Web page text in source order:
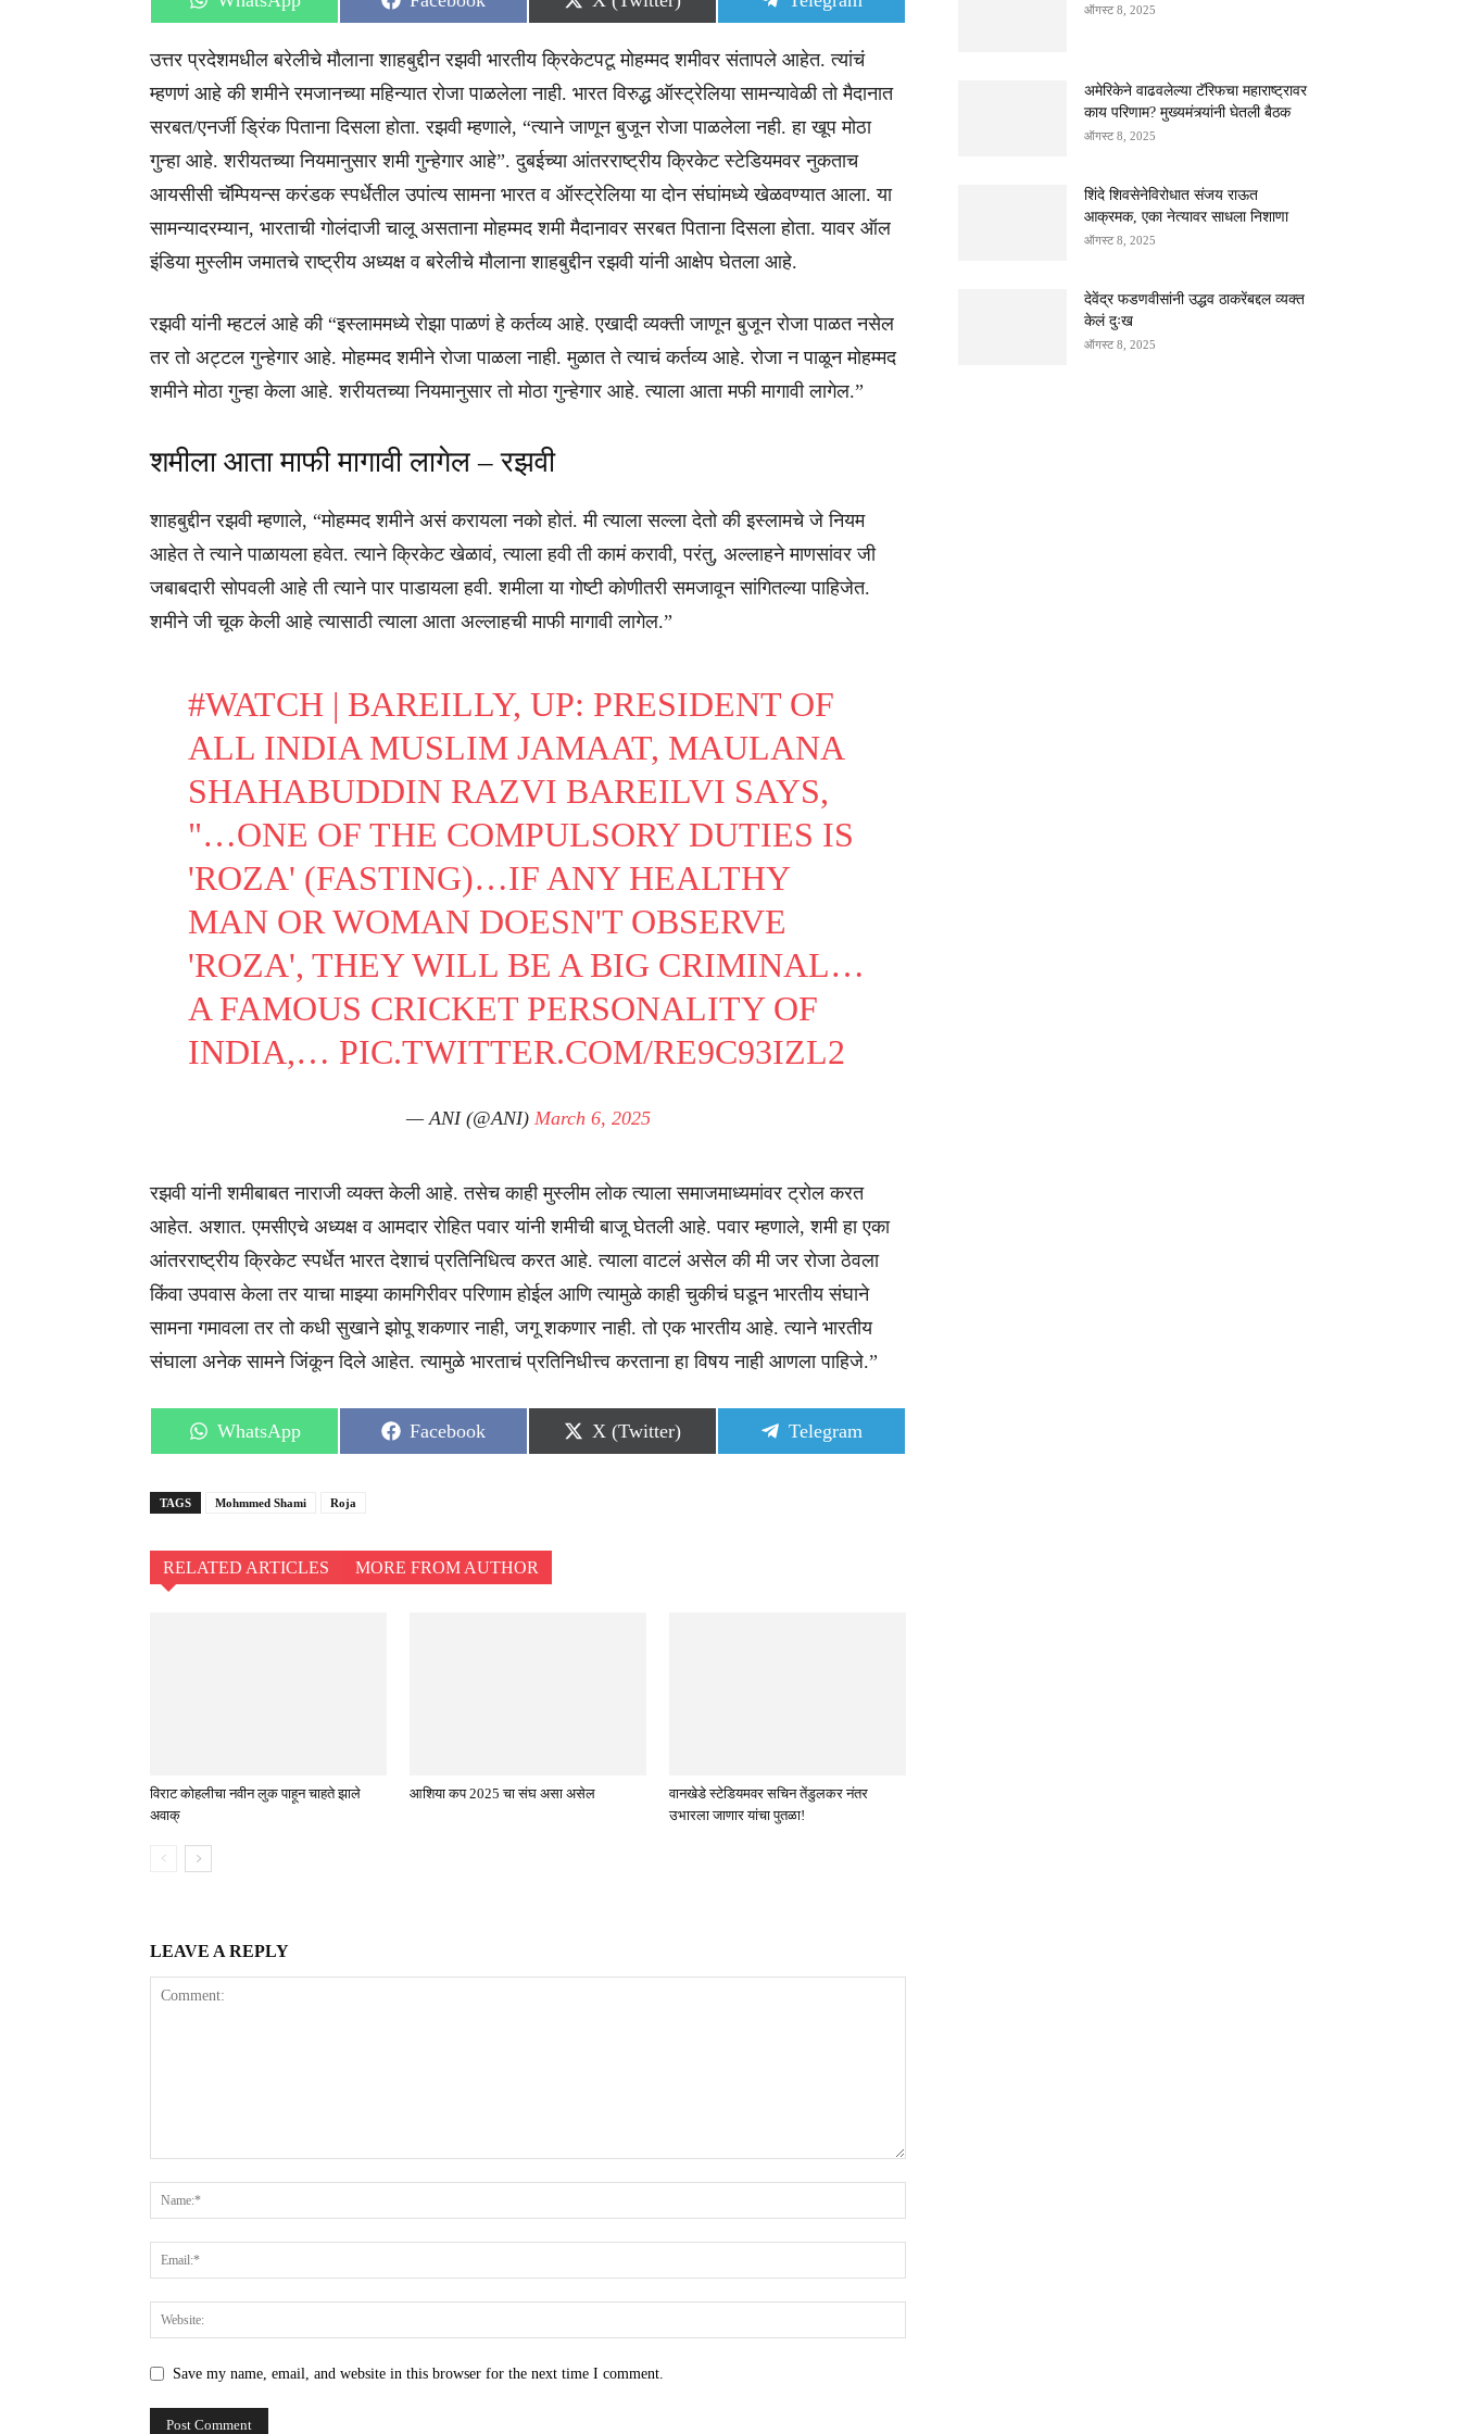
on
on
on
on
उत्तर प्रदेशमधील बरेलीचे मौलाना शाहबुद्दीन रझवी भारतीय क्रिकेटपटू मोहम्मद शमीवर संतापले आहेत. त्यांचं
म्हणणं आहे की शमीने रमजानच्या महिन्यात रोजा पाळलेला नाही. भारत विरुद्ध ऑस्ट्रेलिया सामन्यावेळी तो मैदानात
सरबत/एनर्जी ड्रिंक पिताना दिसला होता. रझवी म्हणाले, “त्याने जाणून बुजून रोजा पाळलेला नही. हा खूप मोठा
गुन्हा आहे. शरीयतच्या नियमानुसार शमी गुन्हेगार आहे”. दुबईच्या आंतरराष्ट्रीय क्रिकेट स्टेडियमवर नुकताच
आयसीसी चॅम्पियन्स करंडक स्पर्धेतील उपांत्य सामना भारत व ऑस्ट्रेलिया या दोन संघांमध्ये खेळवण्यात आला. या
सामन्यादरम्यान, भारताची गोलंदाजी चालू असताना मोहम्मद शमी मैदानावर सरबत पिताना दिसला होता. यावर ऑल
इंडिया मुस्लीम जमातचे राष्ट्रीय अध्यक्ष व बरेलीचे मौलाना शाहबुद्दीन रझवी यांनी आक्षेप घेतला आहे.
रझवी यांनी म्हटलं आहे की “इस्लाममध्ये रोझा पाळणं हे कर्तव्य आहे. एखादी व्यक्ती जाणून बुजून रोजा पाळत नसेल
तर तो अट्टल गुन्हेगार आहे. मोहम्मद शमीने रोजा पाळला नाही. मुळात ते त्याचं कर्तव्य आहे. रोजा न पाळून मोहम्मद
शमीने मोठा गुन्हा केला आहे. शरीयतच्या नियमानुसार तो मोठा गुन्हेगार आहे. त्याला आता मफी मागावी लागेल.”
शमीला आता माफी मागावी लागेल – रझवी
शाहबुद्दीन रझवी म्हणाले, “मोहम्मद शमीने असं करायला नको होतं. मी त्याला सल्ला देतो की इस्लामचे जे नियम
आहेत ते त्याने पाळायला हवेत. त्याने क्रिकेट खेळावं, त्याला हवी ती कामं करावी, परंतु, अल्लाहने माणसांवर जी
जबाबदारी सोपवली आहे ती त्याने पार पाडायला हवी. शमीला या गोष्टी कोणीतरी समजावून सांगितल्या पाहिजेत.
शमीने जी चूक केली आहे त्यासाठी त्याला आता अल्लाहची माफी मागावी लागेल.”
#WATCH| BAREILLY, UP: PRESIDENT OF
ALL INDIA MUSLIM JAMAAT, MAULANA
SHAHABUDDIN RAZVI BAREILVI SAYS,
"…ONE OF THE COMPULSORY DUTIES IS
'ROZA' (FASTING)…IF ANY HEALTHY
MAN OR WOMAN DOESN'T OBSERVE
'ROZA', THEY WILL BE A BIG CRIMINAL…
A FAMOUS CRICKET PERSONALITY OF
INDIA,… PIC.TWITTER.COM/RE9C93IZL2
— ANI (@ANI) March 6, 2025
रझवी यांनी शमीबाबत नाराजी व्यक्त केली आहे. तसेच काही मुस्लीम लोक त्याला समाजमाध्यमांवर ट्रोल करत
आहेत. अशात. एमसीएचे अध्यक्ष व आमदार रोहित पवार यांनी शमीची बाजू घेतली आहे. पवार म्हणाले, शमी हा एका
आंतरराष्ट्रीय क्रिकेट स्पर्धेत भारत देशाचं प्रतिनिधित्व करत आहे. त्याला वाटलं असेल की मी जर रोजा ठेवला
किंवा उपवास केला तर याचा माझ्या कामगिरीवर परिणाम होईल आणि त्यामुळे काही चुकीचं घडून भारतीय संघाने
सामना गमावला तर तो कधी सुखाने झोपू शकणार नाही, जगू शकणार नाही. तो एक भारतीय आहे. त्याने भारतीय
संघाला अनेक सामने जिंकून दिले आहेत. त्यामुळे भारताचं प्रतिनिधीत्त्व करताना हा विषय नाही आणला पाहिजे.”
Share
on
WhatsApp
Share
on
Facebook
Share
on
X (Twitter)
Share
on
Telegram
TAGS Mohmmed Shami Roja
RELATED ARTICLES MORE FROM AUTHOR
विराट कोहलीचा नवीन लुक पाहून चाहते झाले
अवाक्
आशिया कप 2025 चा संघ असा असेल
वानखेडे स्टेडियमवर सचिन तेंडुलकर नंतर
उभारला जाणार यांचा पुतळा!
LEAVE A REPLY
Save my name, email, and website in this browser for the next time I comment.
ऑगस्ट 8, 2025
अमेरिकेने वाढवलेल्या टॅरिफचा महाराष्ट्रावर
काय परिणाम? मुख्यमंत्र्यांनी घेतली बैठक
ऑगस्ट 8, 2025
शिंदे शिवसेनेविरोधात संजय राऊत
आक्रमक, एका नेत्यावर साधला निशाणा
ऑगस्ट 8, 2025
देवेंद्र फडणवीसांनी उद्धव ठाकरेंबद्दल व्यक्त
केलं दुःख
ऑगस्ट 8, 2025